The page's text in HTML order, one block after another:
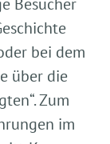
bei dem
über die
Zum
im